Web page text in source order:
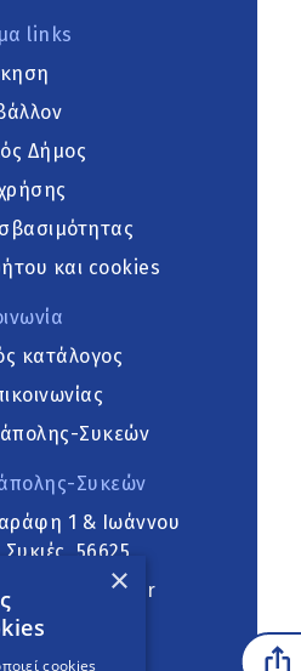
links
Δήμος
και cookies
κατάλογος
Συκεών
Συκεών
1 & Ιωάννου
56625
×
cookies